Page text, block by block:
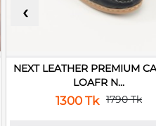
NEXT LEATHER PREMIUM
LOAFR N...
1300 Tk 1790 Tk
‹